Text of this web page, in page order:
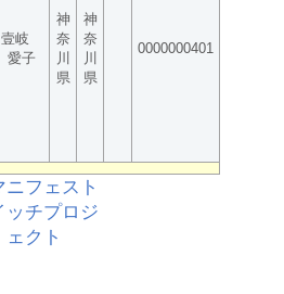
壹岐
愛子
神
奈
川
県
神
奈
川
県
0000000401